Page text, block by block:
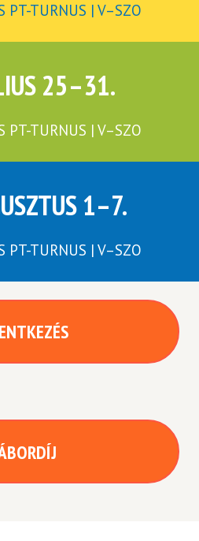
PT-TURNUS | V–SZO
25–31.
PT-TURNUS | V–SZO
1–7.
PT-TURNUS | V–SZO